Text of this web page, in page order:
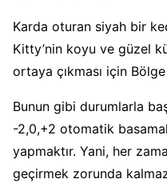
Karda oturan siyah bir
Kitty’nin koyu ve güzel
ortaya çıkması için
Bunun gibi durumlarla
-2,0,+2 otomatik
yapmaktır. Yani, her
geçirmek zorunda